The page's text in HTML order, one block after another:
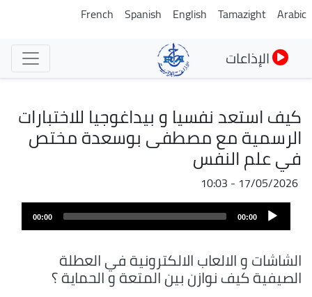
تجاوز
Arabic
Tamazight
English
Spanish
French
الإذاعات
كيف استعد نفسيا و بيداغوجيا للاختبارات
الرسمية مع مصطفى بوسعدة مختص
في علم النفس
17/05/2026 - 10:03
ملف
الصوت
Audio
Player
00:00
00:00
الشاشات و الالعاب الالكترونية في العطلة
الصيفية كيف نوازن بين المتعة و الحماية ؟